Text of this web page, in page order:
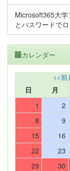
Microsoft365大
とパスワードで
カレンダー
<<前
日
月
1
2
8
9
15
16
22
23
29
30